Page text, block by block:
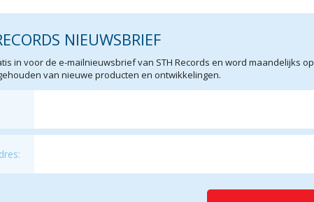
NIEUWSBRIEF
in voor de e-mailnieuwsbrief van STH Records en word maandelijks op
van nieuwe producten en ontwikkelingen.